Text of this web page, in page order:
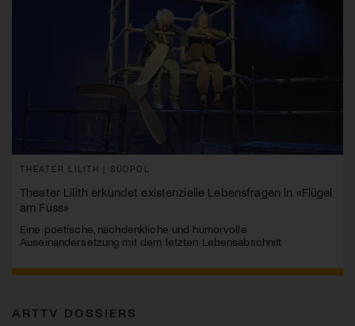
THEATER LILITH | SÜDPOL
Theater Lilith erkundet existenzielle Lebensfragen in «Flügel
am Fuss»
Eine poetische, nachdenkliche und humorvolle
Auseinandersetzung mit dem letzten Lebensabschnitt
ARTTV DOSSIERS